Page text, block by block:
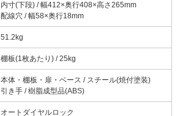
内寸(下段) / 幅412×奥行408×高さ265mm
配線穴 / 幅58×奥行18mm
51.2kg
棚板(1枚あたり) / 25kg
本体・棚板・扉・ベース / スチール(焼付塗装)
引き手 / 樹脂成型品(ABS)
オートダイヤルロック